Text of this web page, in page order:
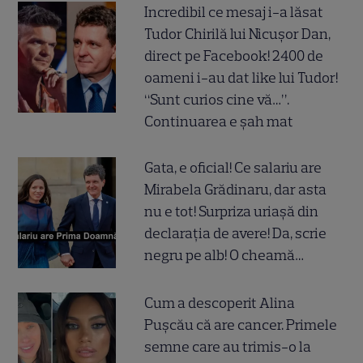
Incredibil ce mesaj i-a lăsat
Tudor Chirilă lui Nicușor Dan,
direct pe Facebook! 2400 de
oameni i-au dat like lui Tudor!
“Sunt curios cine vă…”.
Continuarea e șah mat
Gata, e oficial! Ce salariu are
Mirabela Grădinaru, dar asta
nu e tot! Surpriza uriașă din
declarația de avere! Da, scrie
negru pe alb! O cheamă…
Cum a descoperit Alina
Pușcău că are cancer. Primele
semne care au trimis-o la